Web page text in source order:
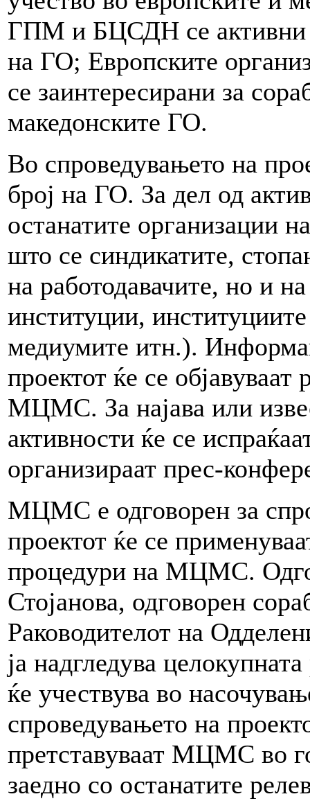
ГПМ и БЦСДН се активни
на ГО; Европските
се заинтересирани за
македонските ГО.
Во спроведувањето на
број на ГО. За дел од
останатите организации
што се синдикатите,
на работодавачите, но и
институции,
медиумите итн.).
проектот ќе се
МЦМС. За најава или
активности ќе се
организираат прес-
МЦМС е одговорен за
проектот ќе се
процедури на МЦМС.
Стојанова, одговорен
Раководителот на
ја надгледува
ќе учествува во
спроведувањето на
претставуваат МЦМС во
заедно со останатите